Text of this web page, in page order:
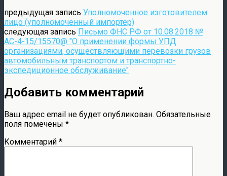
предыдущая запись Уполномоченное изготовителем
лицо (уполномоченный импортер)
следующая запись Письмо ФНС РФ от 10.08.2018 №
АС-4-15/15570@ "О применении формы УПД
организациями, осуществляющими перевозки грузов
автомобильным транспортом и транспортно-
экспедиционное обслуживание"
Добавить комментарий
Ваш адрес email не будет опубликован. Обязательные
поля помечены *
Комментарий *